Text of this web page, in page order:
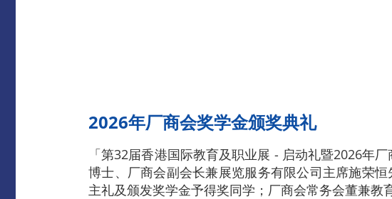
2026年厂商会奖学金颁奖典礼
「第32届香港国际教育及职业展 - 启动礼暨2026年
博士、厂商会副会长兼展览服务有限公司主席施荣
主礼及颁发奖学金予得奖同学；厂商会常务会董兼教